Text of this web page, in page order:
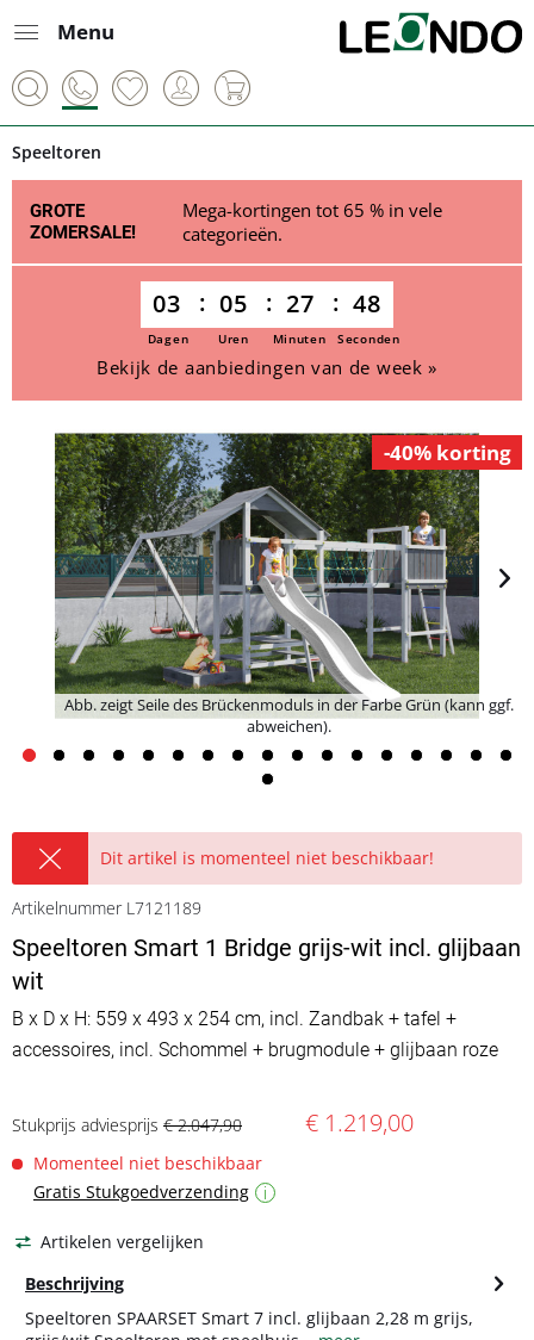
Menu
Speeltoren
GROTE
ZOMERSALE!
Mega-kortingen tot 65 % in vele
categorieën.
03 05 27 48
Dagen Uren Minuten Seconden
Bekijk de aanbiedingen van de week »
-40% korting
Abb. zeigt Seile des Brückenmoduls in der Farbe Grün (kann ggf.
abweichen).
Dit artikel is momenteel niet beschikbaar!
Artikelnummer L7121189
Speeltoren Smart 1 Bridge grijs-wit incl. glijbaan
wit
B x D x H: 559 x 493 x 254 cm, incl. Zandbak + tafel +
accessoires, incl. Schommel + brugmodule + glijbaan roze
Stukprijs adviesprijs € 2.047,90 € 1.219,00
Momenteel niet beschikbaar
Gratis Stukgoedverzending
i
Artikelen vergelijken
Beschrijving
Speeltoren SPAARSET Smart 7 incl. glijbaan 2,28 m grijs,